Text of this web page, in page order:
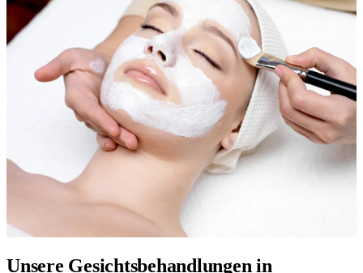
Unsere Gesichtsbehandlungen in